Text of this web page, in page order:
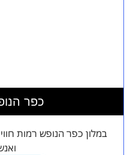
כפר
במלון כפר הנופש רמות